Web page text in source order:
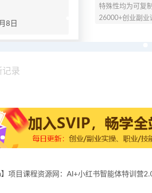
8日
特殊性均为可复
26000+创业副业
记录
】项目课程资源网：AI+小红书智能体特训营